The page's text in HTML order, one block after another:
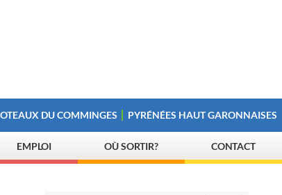
DU COMMINGES PYRÉNÉES HAUT GARONNAISES
EMPLOI OÙ SORTIR? CONTACT